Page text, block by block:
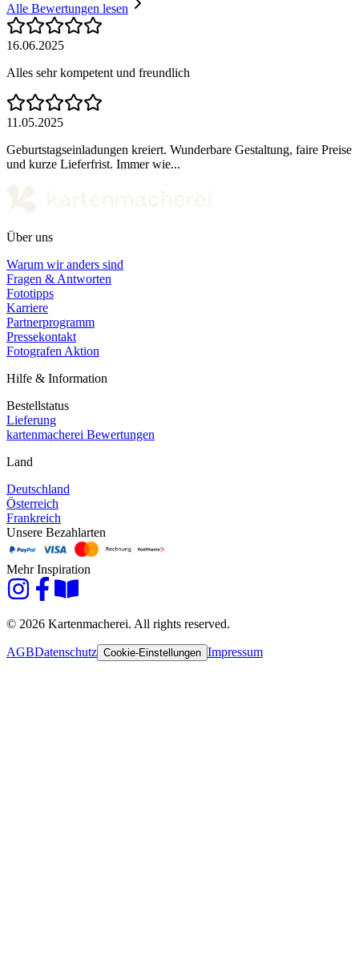
Alle Bewertungen lesen
16.06.2025
Alles sehr kompetent und freundlich
11.05.2025
Geburtstagseinladungen kreiert. Wunderbare Gestaltung, faire Preise
und kurze Lieferfrist. Immer wie...
Über uns
Warum wir anders sind
Fragen & Antworten
Fototipps
Karriere
Partnerprogramm
Pressekontakt
Fotografen Aktion
Hilfe & Information
Bestellstatus
Lieferung
kartenmacherei Bewertungen
Land
Deutschland
Österreich
Frankreich
Unsere Bezahlarten
Mehr Inspiration
© 2026 Kartenmacherei. All rights reserved.
AGBDatenschutz Cookie-Einstellungen Impressum